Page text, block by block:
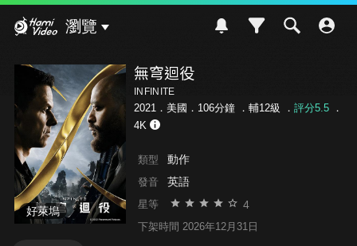
瀏覽
好萊塢
無穹迴役
INFINITE
2021．美國．106分鐘 ． 輔12級 ． 評分5.5．
4K
類型 動作
發音 英語
星等 4
下架時間 2026年12月31日